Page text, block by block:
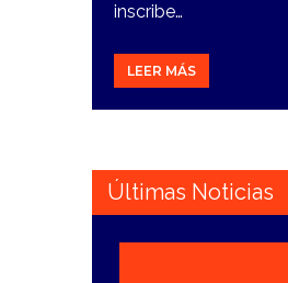
inscribe…
LEER MÁS
Últimas Noticias